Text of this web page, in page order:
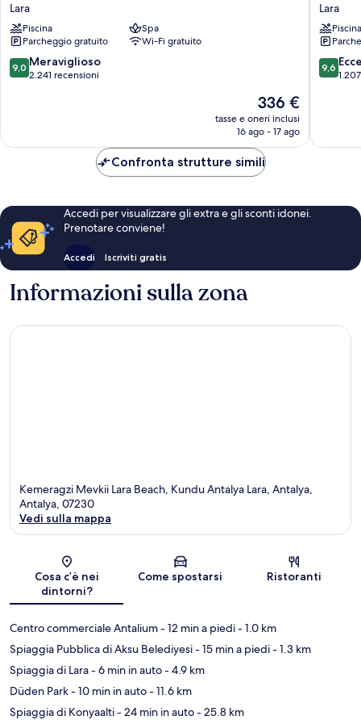
Resort
Topkapi
Palace
-
All
Lara
Piscina
Spa
Parcheggio gratuito
Wi-Fi gratuito
9.0
su
9,0 Meraviglioso
2.241 recensioni
Il
prezzo
attuale
336 €
336 €
tasse e oneri inclusi
16 ago - 17 ago
Resort
Lara
Antalya
-
Prive
Lara
Piscina
9.6
su
9,6
Confronta strutture simili
Accedi per visualizzare gli extra e gli sconti idonei.
Prenotare conviene!
Accedi Iscriviti gratis
Informazioni sulla zona
Kemeragzi Mevkii Lara Beach, Kundu Antalya Lara, Antalya,
Antalya, 07230
Vedi sulla mappa
Cosa c’è nei
dintorni?
Come spostarsi Ristoranti
Centro commerciale Antalium- 12 min a piedi- 1.0 km
Spiaggia Pubblica di Aksu Belediyesi- 15 min a piedi- 1.3 km
Spiaggia di Lara- 6 min in auto- 4.9 km
Düden Park- 10 min in auto- 11.6 km
Spiaggia di Konyaalti- 24 min in auto- 25.8 km